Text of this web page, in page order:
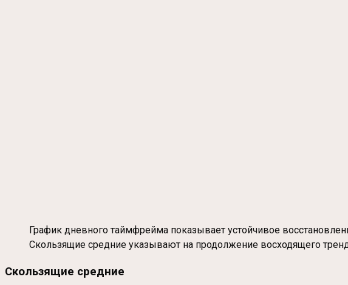
График дневного таймфрейма показывает устойчивое
Скользящие средние указывают на продолжение восходящего
Скользящие средние